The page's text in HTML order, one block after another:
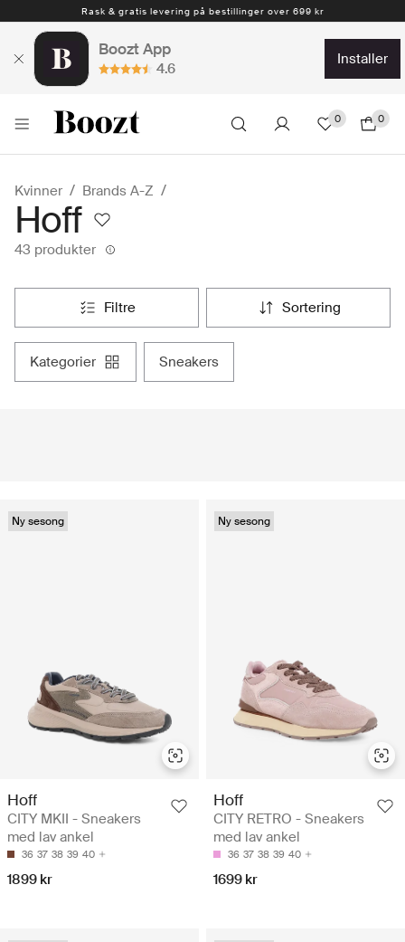
Rask & gratis levering på bestillinger over 699 kr
Boozt App
4.6
installer
0 0
Kvinner Brands A-Z
Hoff
43 produkter
filtre sortering
kategorier sneakers
Ny sesong
Hoff
CITY MKII - Sneakers
med lav ankel
36 37 38 39 40
1899 kr
Ny sesong
Hoff
CITY RETRO - Sneakers
med lav ankel
36 37 38 39 40
1699 kr